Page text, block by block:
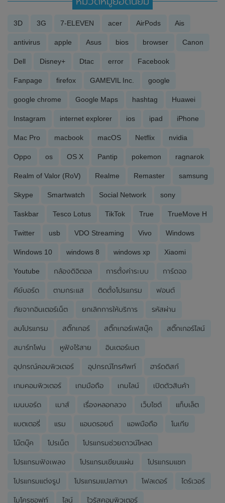
3D 3G 7-ELEVEN acer AirPods Ais
antivirus apple Asus bios browser Canon
Dell Disney+ Dtac error Facebook
Fanpage firefox GAMEVIL Inc. google
google chrome Google Maps hashtag Huawei
Instagram internet explorer ios ipad iPhone
Mac Pro macbook macOS Netflix nvidia
Oppo os OS X Pantip pokemon ragnarok
Realm of Valor (RoV) Realme Remaster samsung
Skype Smartwatch Social Network sony
Taskbar Tesco Lotus TikTok True TrueMove H
Twitter usb VDO Streaming Vivo Windows
Windows 10 windows 8 windows xp Xiaomi
Youtube กล้องดิจิตอล การตั้งค่าระบบ การ์ดจอ
คีย์บอร์ด ตามกระแส ติดตั้งโปรแกรม ฟอนต์
ภัยจากอินเตอร์เน็ต ยกเลิกการให้บริการ รหัสผ่าน
ลบโปรแกรม สติ๊กเกอร์ สติ๊กเกอร์เฟสบุ๊ค สติ๊กเกอร์ไลน์
สมาร์ทโฟน หูฟังไร้สาย อินเตอร์เนต
อุปกรณ์คอมพิวเตอร์ อุปกรณ์โทรศัพท์ ฮาร์ดดิสก์
เกมคอมพิวเตอร์ เกมมือถือ เกมไลน์ เปิดตัวสินค้า
เมนบอร์ด เมาส์ เรื่องหลอกลวง เว็บไซต์ แท็บเล็ต
แบตเตอรี่ แรม แอนดรอยด์ แอพมือถือ โนเกีย
โน๊ตบุ๊ค โปรเน็ต โปรแกรมช่วยดาวน์โหลด
โปรแกรมฟังเพลง โปรแกรมเขียนแผ่น โปรแกรมแชท
โปรแกรมแต่งรูป โปรแกรมแปลภาษา โฟลเดอร์ ไดร์เวอร์
ไมโครซอฟท์ ไลน์ ไวรัสคอมพิวเตอร์